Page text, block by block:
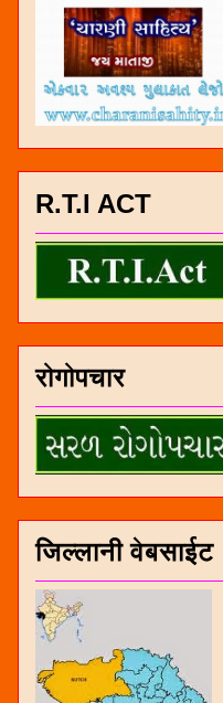
R.T.I ACT
रोगोपचार
जिल्लानी वेबसाईट